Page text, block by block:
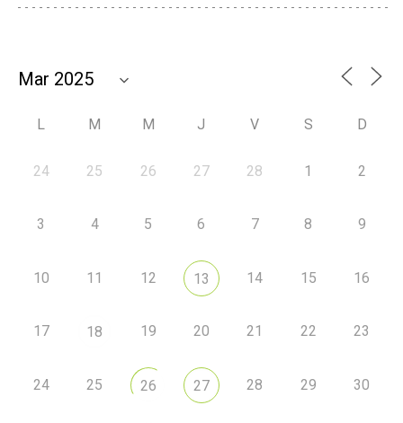
L M M J V S D
24 25 26 27 28 1 2
3 4 5 6 7 8 9
10 11 12 13 14 15 16
17 18 19 20 21 22 23
24 25 26 27 28 29 30